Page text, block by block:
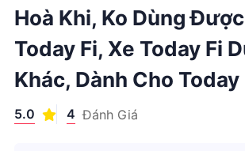
Hoà Khi, Ko Dùng
Today Fi, Xe Today Fi
Khác, Dành Cho Today
5.0 4 Đánh Giá